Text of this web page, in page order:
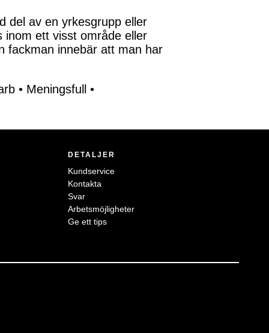
del av en yrkesgrupp eller
inom ett visst område eller
fackman innebär att man har
• Meningsfull •
DETALJER
Kundservice
Kontakta
Svar
Arbetsmöjligheter
Ge ett tips